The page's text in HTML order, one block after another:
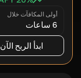
أولى المكافآت خلال
6 ساعات
ابدأ الربح الآن